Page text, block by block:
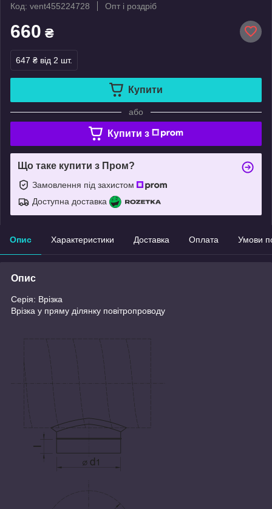
Код: vent455224728
Опт і роздріб
660 ₴
647 ₴ від 2 шт.
Купити
або
Купити з
Що таке купити з Пром?
Замовлення під захистом
Доступна доставка
Опис Характеристики Доставка Оплата Умови
Опис
Серія: Врізка
Врізка у пряму ділянку повітропроводу